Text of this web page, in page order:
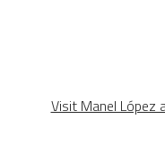
Visit Manel López